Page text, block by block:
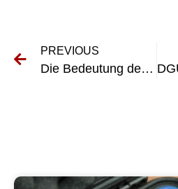
PREVIOUS
Die Bedeutung der DGUV VDE 0701 verstehen: Ein Leitfaden zur Einhaltung der elektrischen Sicherheit